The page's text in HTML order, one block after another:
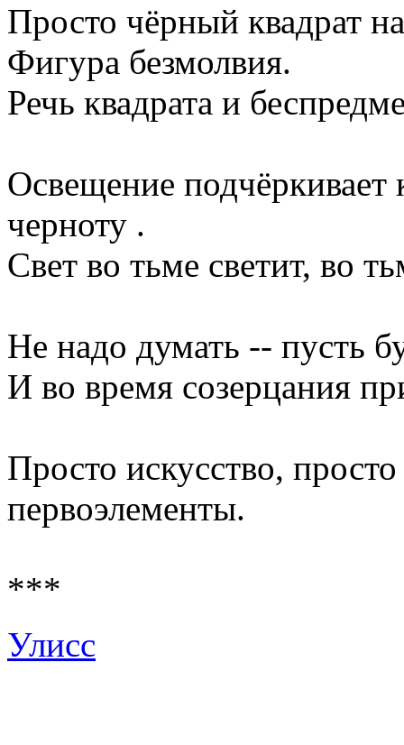
Просто чёрный квадрат
Фигура безмолвия.
Речь квадрата и
Освещение подчёркивает
черноту .
Свет во тьме светит, во
Не надо думать -- пусть
И во время созерцания
Просто искусство,
первоэлементы.
***
Улисс